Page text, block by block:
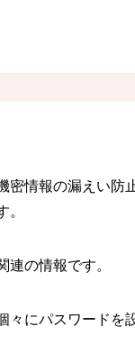
情報の漏えい防
の情報です。
にパスワード